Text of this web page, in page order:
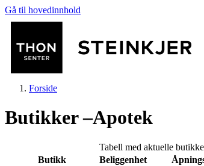
Gå til hovedinnhold
Forside
Butikker –Apotek
Tabell med aktuelle
Butikk
Beliggenhet